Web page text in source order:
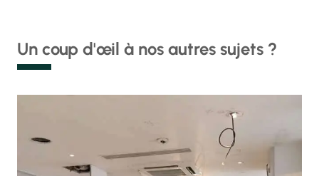
Un coup d'œil à nos autres sujets ?